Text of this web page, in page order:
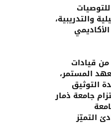
والتدريبية،
قيادات
المستمر،
التوثيق
جامعة ذمار
التميّز